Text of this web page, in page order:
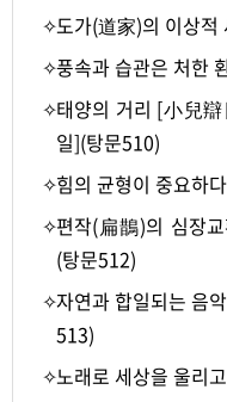
✧도가(道家)의 이상
✧풍속과 습관은 처한
✧태양의 거리 [小兒
일](탕문510)
✧힘의 균형이 중요하
✧편작(扁鵲)의 심장
(탕문512)
✧자연과 합일되는 음
513)
✧노래로 세상을 울리